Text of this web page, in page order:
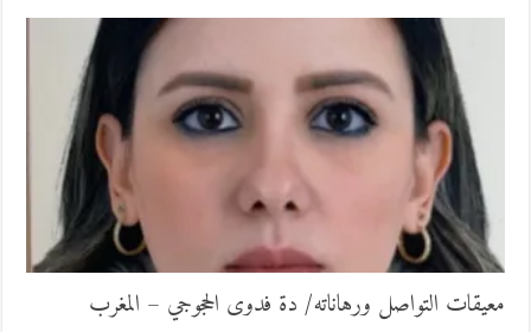
معيقات التواصل ورهاناته/ دة فدوى الحجوجي – المغرب